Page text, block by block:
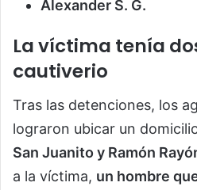
Alexander S. G.
La víctima tenía
cautiverio
Tras las detenciones, los
lograron ubicar un
San Juanito y Ramón
a la víctima, un hombre